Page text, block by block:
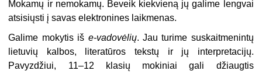
Mokamų ir nemokamų. Beveik kiekvieną jų galime lengvai
atsisiųsti į savas elektronines laikmenas.
Galime mokytis iš e-vadovėlių. Jau turime suskaitmenintų
lietuvių kalbos, literatūros tekstų ir jų interpretacijų.
Pavyzdžiui, 11–12 klasių mokiniai gali džiaugtis